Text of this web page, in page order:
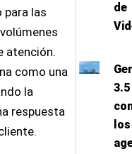
las
atención.
como una
la
respuesta
de
los